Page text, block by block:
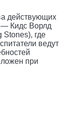
действующих
— Кидс Ворлд
Stones), где
ведут
при